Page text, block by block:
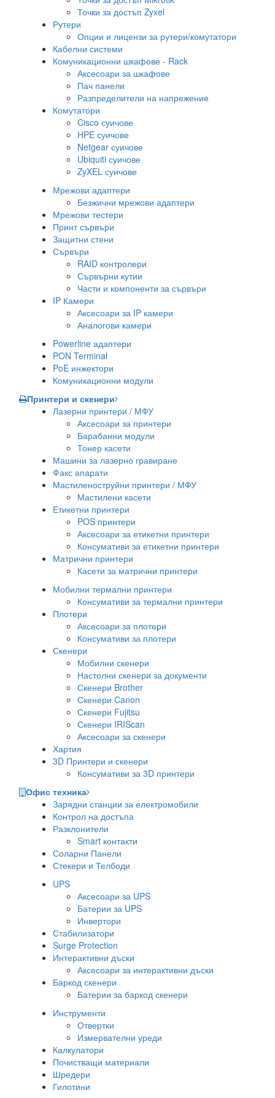
Точки за достъп Zyxel
Рутери
Опции и лицензи за рутери/комутатори
Кабелни системи
Комуникационни шкафове - Rack
Аксесоари за шкафове
Пач панели
Разпределители на напрежение
Комутатори
Cisco суичове
HPE суичове
Netgear суичове
Ubiquiti суичове
ZyXEL суичове
Мрежови адаптери
Безжични мрежови адаптери
Мрежови тестери
Принт сървъри
Защитни стени
Сървъри
RAID контролери
Сървърни кутии
Части и компоненти за сървъри
IP Камери
Аксесоари за IP камери
Аналогови камери
Powerline адаптери
PON Terminal
PoE инжектори
Комуникационни модули
Принтери и скенери
Лазерни принтери / МФУ
Аксесоари за принтери
Барабанни модули
Тонер касети
Машини за лазерно гравиране
Факс апарати
Мастиленоструйни принтери / МФУ
Мастилени касети
Етикетни принтери
POS принтери
Аксесоари за етикетни принтери
Консумативи за етикетни принтери
Матрични принтери
Касети за матрични принтери
Мобилни термални принтери
Консумативи за термални принтери
Плотери
Аксесоари за плотери
Консумативи за плотери
Скенери
Мобилни скенери
Настолни скенери за документи
Скенери Brother
Скенери Canon
Скенери Fujitsu
Скенери IRIScan
Аксесоари за скенери
Хартия
3D Принтери и скенери
Консумативи за 3D принтери
Офис техника
Зарядни станции за електромобили
Контрол на достъпа
Разклонители
Smart контакти
Соларни Панели
Стекери и Телбоди
UPS
Аксесоари за UPS
Батерии за UPS
Инвертори
Стабилизатори
Surge Protection
Интерактивни дъски
Аксесоари за интерактивни дъски
Баркод скенери
Батерии за баркод скенери
Инструменти
Отвертки
Измервателни уреди
Калкулатори
Почистващи материали
Шредери
Гилотини